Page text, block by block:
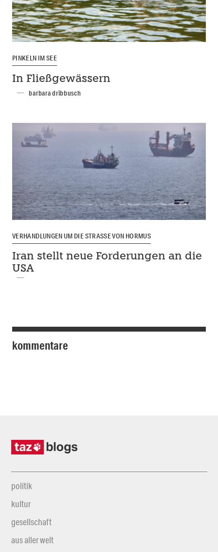
PINKELN IM SEE
In Fließgewässern
barbara dribbusch
VERHANDLUNGEN UM DIE STRASSE VON HORMUS
Iran stellt neue Forderungen an die
USA
kommentare
politik
kultur
gesellschaft
aus aller welt